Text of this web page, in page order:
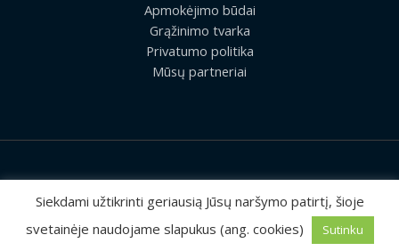
Apmokėjimo būdai
Grąžinimo tvarka
Privatumo politika
Mūsų partneriai
2026 © Visos teisės saugomos | UAB „Rilis“
Sprendimas:MEDIAERN
Siekdami užtikrinti geriausią Jūsų naršymo patirtį, šioje
svetainėje naudojame slapukus (ang. cookies)
Sutinku